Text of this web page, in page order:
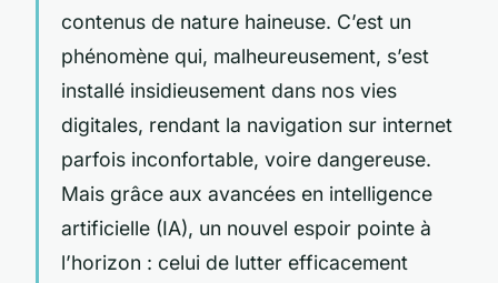
contenus de nature haineuse. C’est un
phénomène qui, malheureusement, s’est
installé insidieusement dans nos vies
digitales, rendant la navigation sur internet
parfois inconfortable, voire dangereuse.
Mais grâce aux avancées en intelligence
artificielle (IA), un nouvel espoir pointe à
l’horizon : celui de lutter efficacement